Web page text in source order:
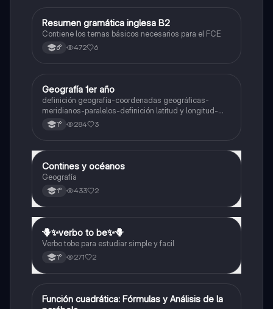
Inglés
Resumen gramática inglesa B2
Contiene los temas básicos necesarios para el FCE
6° 472 6
Geografía
Geografía 1er año
definición geografía-coordenadas geográficas-
meridianos-paralelos-definición latitud y longitud-
elementos del mapa-definición mapa-localización
relativa y absoluta
1° 284 3
Geografía
Contines y océanos
Geografía
1° 433 2
Inglés
🪻✨️verbo to be✨️🪻
Verbo tobe para estudiar simple y facil
1° 271 2
Matemáticas
Función cuadrática: Fórmulas y Análisis de la